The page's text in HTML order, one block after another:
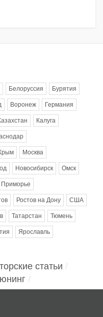
Белоруссия Бурятия
Воронеж Германия
Калуга
Москва
Новосибирск Омск
Приморье
Ростов на Дону США
Татарстан Тюмень
Ярославль
статьи